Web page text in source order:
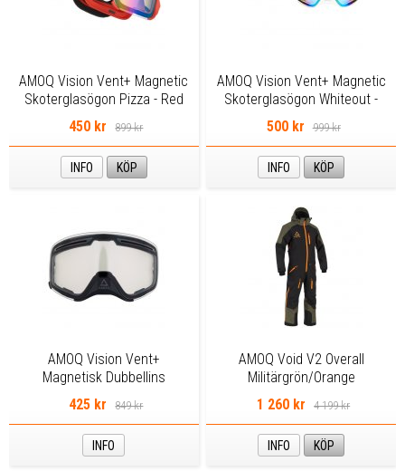
AMOQ Vision Vent+ Magnetic
Skoterglasögon Pizza - Red
Mirror
450 kr 899 kr
INFO KÖP
AMOQ Vision Vent+ Magnetic
Skoterglasögon Whiteout -
Gold Mirror
500 kr 999 kr
INFO KÖP
AMOQ Vision Vent+
Magnetisk Dubbellins
Uppvärmd - Klar
425 kr 849 kr
INFO
AMOQ Void V2 Overall
Militärgrön/Orange
1 260 kr
4 199 kr
INFO KÖP